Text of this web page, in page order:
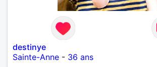
destinye
Sainte-Anne - 36 ans